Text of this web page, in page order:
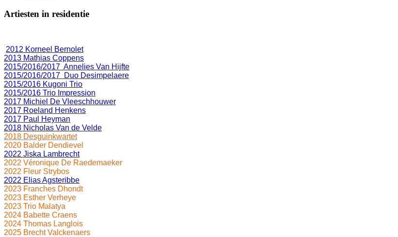
Artiesten in residentie
2012 Korneel Bernolet
2013 Mathias Coppens
2015/2016/2017 Annelies Van Hijfte
2015/2016/2017 Duo Desimpelaere
2015/2016 Kugoni Trio
2015/2016 Trio Impression
2017 Michiel De Vleeschhouwer
2017 Roeland Henkens
2017 Paul Heyman
2018 Nicholas Van de Velde
2018 Desguinkwartet
2020 Balder Dendievel
2022 Jiska Lambrecht
2022 Véronique De Raedemaeker
2022 Fleur Strybos
2022 Elias Agsteribbe
2023 Franches Dhondt
2023 Esther Verheye
2023 Trio Malatya
2024 Babette Craens
2024 Thomas Langlois
2025 Brecht Valckenaers